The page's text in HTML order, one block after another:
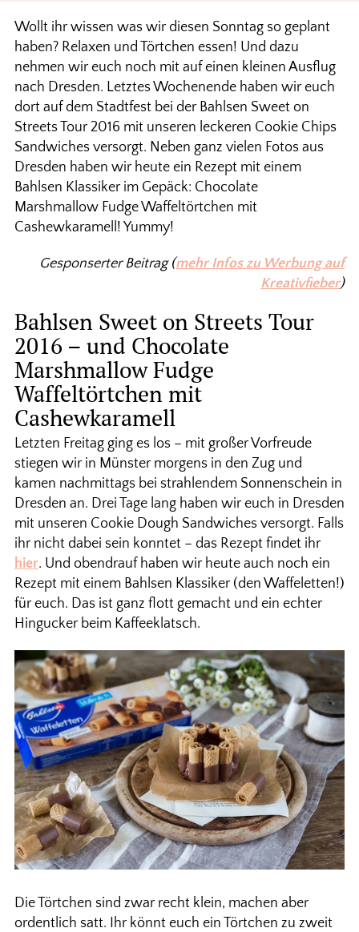
Wollt ihr wissen was wir diesen Sonntag so geplant
haben? Relaxen und Törtchen essen! Und dazu
nehmen wir euch noch mit auf einen kleinen Ausflug
nach Dresden. Letztes Wochenende haben wir euch
dort auf dem Stadtfest bei der Bahlsen Sweet on
Streets Tour 2016 mit unseren leckeren Cookie Chips
Sandwiches versorgt. Neben ganz vielen Fotos aus
Dresden haben wir heute ein Rezept mit einem
Bahlsen Klassiker im Gepäck: Chocolate
Marshmallow Fudge Waffeltörtchen mit
Cashewkaramell! Yummy!
Gesponserter Beitrag (mehr Infos zu Werbung auf
Kreativfieber)
Bahlsen Sweet on Streets Tour
2016 – und Chocolate
Marshmallow Fudge
Waffeltörtchen mit
Cashewkaramell
Letzten Freitag ging es los – mit großer Vorfreude
stiegen wir in Münster morgens in den Zug und
kamen nachmittags bei strahlendem Sonnenschein in
Dresden an. Drei Tage lang haben wir euch in Dresden
mit unseren Cookie Dough Sandwiches versorgt. Falls
ihr nicht dabei sein konntet – das Rezept findet ihr
hier. Und obendrauf haben wir heute auch noch ein
Rezept mit einem Bahlsen Klassiker (den Waffeletten!)
für euch. Das ist ganz flott gemacht und ein echter
Hingucker beim Kaffeeklatsch.
Die Törtchen sind zwar recht klein, machen aber
ordentlich satt. Ihr könnt euch ein Törtchen zu zweit